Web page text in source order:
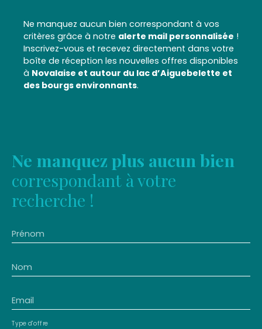
Ne manquez aucun bien correspondant à vos
critères grâce à notre alerte mail personnalisée !
Inscrivez-vous et recevez directement dans votre
boîte de réception les nouvelles offres disponibles
à Novalaise et autour du lac d’Aiguebelette et
des bourgs environnants.
Ne manquez plus aucun bien
correspondant à votre
recherche !
Prénom
Nom
Email
Type d'offre